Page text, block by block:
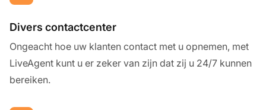
Divers contactcenter
Ongeacht hoe uw klanten contact met u opnemen, met
LiveAgent kunt u er zeker van zijn dat zij u 24/7 kunnen
bereiken.